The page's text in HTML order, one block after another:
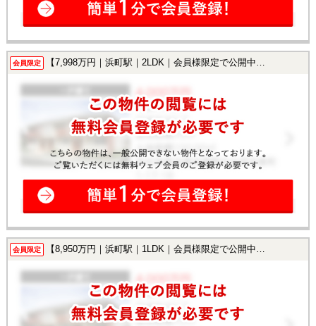
会員限定 【7,998万円｜浜町駅｜2LDK｜会員様限定で公開中！】
会員限定 【8,950万円｜浜町駅｜1LDK｜会員様限定で公開中！】